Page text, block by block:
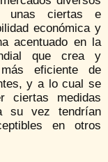
ciertas e
económica y
acentuado en la
que crea y
eficiente de
y a lo cual se
ciertas medidas
su vez tendrían
en otros